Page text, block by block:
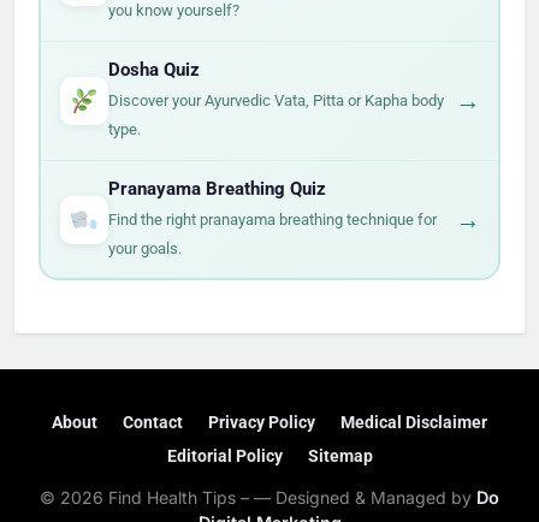
you know yourself?
Dosha Quiz
Discover your Ayurvedic Vata, Pitta or Kapha body
type.
→
Pranayama Breathing Quiz
Find the right pranayama breathing technique for
your goals.
→
About Contact Privacy Policy
Medical Disclaimer
Editorial Policy
Sitemap
© 2026 Find Health Tips – — Designed & Managed by Do